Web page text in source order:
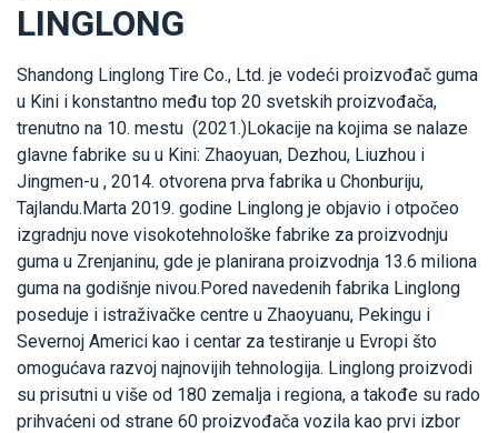
LINGLONG
Shandong Linglong Tire Co., Ltd. je vodeći proizvođač guma
u Kini i konstantno među top 20 svetskih proizvođača,
trenutno na 10. mestu (2021.)Lokacije na kojima se nalaze
glavne fabrike su u Kini: Zhaoyuan, Dezhou, Liuzhou i
Jingmen-u , 2014. otvorena prva fabrika u Chonburiju,
Tajlandu.Marta 2019. godine Linglong je objavio i otpočeo
izgradnju nove visokotehnološke fabrike za proizvodnju
guma u Zrenjaninu, gde je planirana proizvodnja 13.6 miliona
guma na godišnje nivou.Pored navedenih fabrika Linglong
poseduje i istraživačke centre u Zhaoyuanu, Pekingu i
Severnoj Americi kao i centar za testiranje u Evropi što
omogućava razvoj najnovijih tehnologija. Linglong proizvodi
su prisutni u više od 180 zemalja i regiona, a takođe su rado
prihvaćeni od strane 60 proizvođača vozila kao prvi izbor